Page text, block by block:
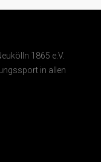
1865 e.V.
in allen